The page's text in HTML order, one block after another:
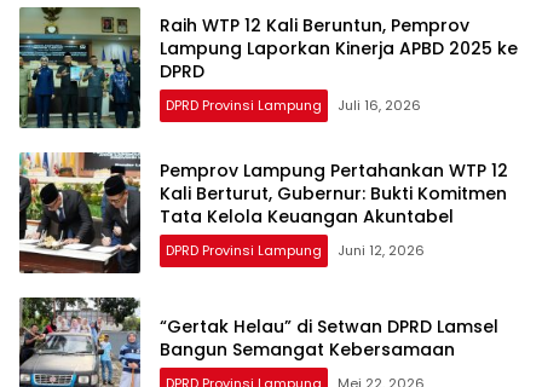
Raih WTP 12 Kali Beruntun, Pemprov
Lampung Laporkan Kinerja APBD 2025 ke
DPRD
DPRD Provinsi Lampung Juli 16, 2026
Pemprov Lampung Pertahankan WTP 12
Kali Berturut, Gubernur: Bukti Komitmen
Tata Kelola Keuangan Akuntabel
DPRD Provinsi Lampung Juni 12, 2026
“Gertak Helau” di Setwan DPRD Lamsel
Bangun Semangat Kebersamaan